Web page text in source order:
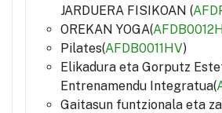
JARDUERA FISIKOAN (
OREKAN YOGA(
Pilates(AFDB0011HV)
Elikadura eta Gorputz
Entrenamendu Integratua(
Gaitasun funtzionala eta